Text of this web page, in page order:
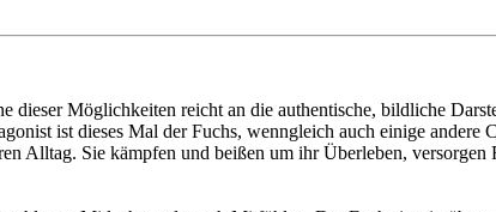
dieser Möglichkeiten reicht an die authentische, bildliche
ist dieses Mal der Fuchs, wenngleich auch einige andere
Alltag. Sie kämpfen und beißen um ihr Überleben, versorgen